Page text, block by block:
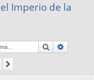
se
Imperio de la
Buscar